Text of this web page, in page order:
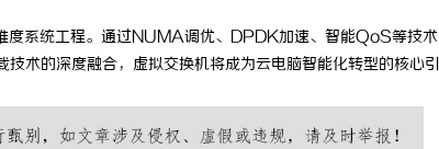
度系统工程。通过NUMA调优、DPDK加速、智能QoS等技术
术的深度融合，虚拟交换机将成为云电脑智能化转型的核心引